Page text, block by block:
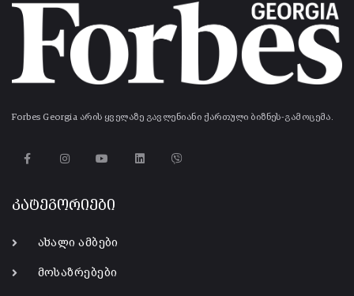
Forbes Georgia არის ყველაზე გავლენიანი ქართული ბიზნეს-გამოცემა.
კატეგორიები
ახალი ამბები
მოსაზრებები